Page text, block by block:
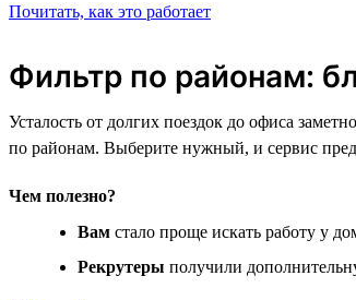
Почитать, как это работает
Фильтр по районам:
Усталость от долгих поездок до офиса
по районам. Выберите нужный, и сервис
Чем полезно?
Вам стало проще искать работу у
Рекрутеры получили